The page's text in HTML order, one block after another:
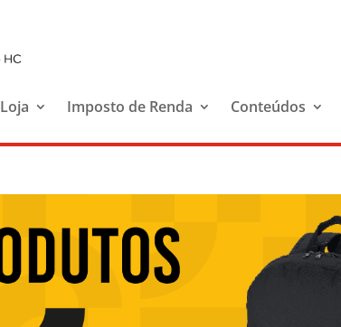
Loja Imposto de Renda Conteúdos